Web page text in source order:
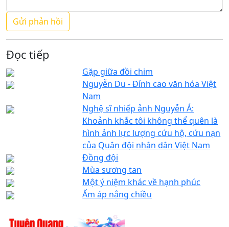
Đọc tiếp
Gặp giữa đồi chim
Nguyễn Du - Đỉnh cao văn hóa Việt
Nam
Nghệ sĩ nhiếp ảnh Nguyễn Á:
Khoảnh khắc tôi không thể quên là
hình ảnh lực lượng cứu hộ, cứu nạn
của Quân đội nhân dân Việt Nam
Đồng đội
Mùa sương tan
Một ý niệm khác về hạnh phúc
Ấm áp nắng chiều